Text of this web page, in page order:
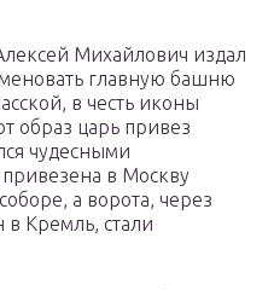
Михайлович издал
главную башню
в честь иконы
образ царь привез
чудесными
в Москву
а ворота, через
Кремль, стали